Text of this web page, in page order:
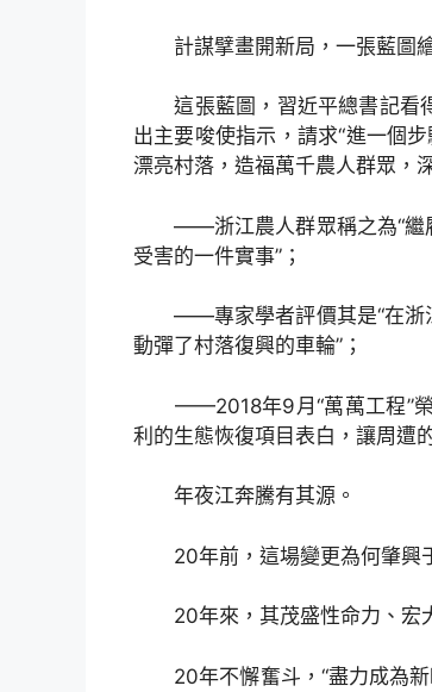
計謀擘畫開新局，一張藍圖繪
這張藍圖，習近平總書記看得
出主要唆使指示，請求“進一個
漂亮村落，造福萬千農人群眾，
——浙江農人群眾稱之為“繼履
受害的一件實事”；
——專家學者評價其是“在浙江
動彈了村落復興的車輪”；
——2018年9月“萬萬工程”榮
利的生態恢復項目表白，讓周遭
年夜江奔騰有其源。
20年前，這場變更為何肇興于
20年來，其茂盛性命力、宏
20年不懈奮斗，“盡力成為新